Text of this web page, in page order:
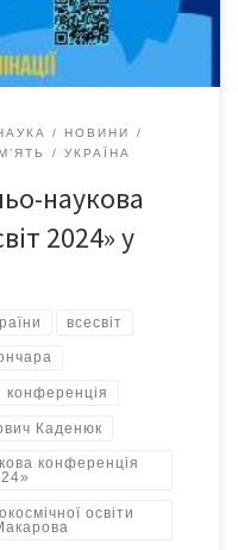
[…]
НОВИНИ
УКРАЇНА
наукова
2024» у
всесвіт
конференція
Каденюк
конференція
освіти